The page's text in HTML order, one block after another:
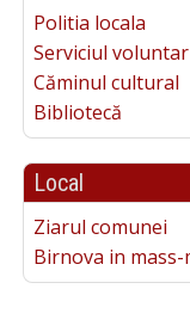
Politia locala
Serviciul
Căminul cultural
Bibliotecă
Local
Ziarul comunei
Birnova in mass-